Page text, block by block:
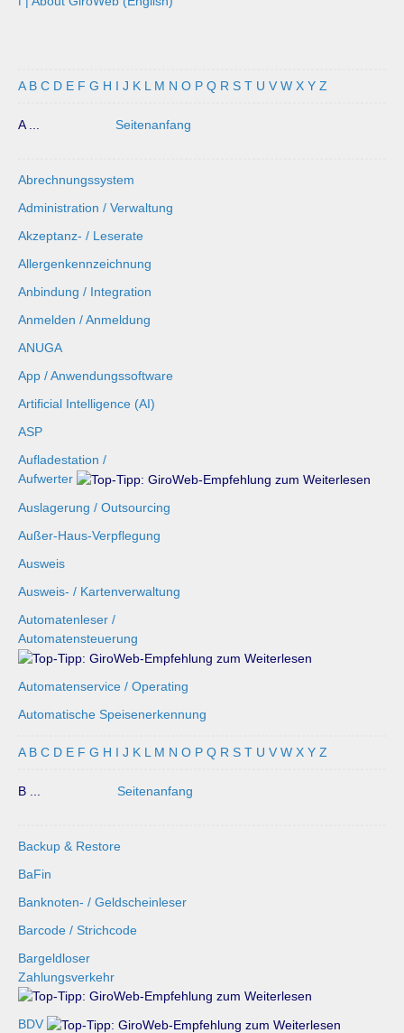
A B C D E F G H I J K L M N O P Q R S T U V W X Y Z
A ... Seitenanfang
Abrechnungssystem
Administration / Verwaltung
Akzeptanz- / Leserate
Allergenkennzeichnung
Anbindung / Integration
Anmelden / Anmeldung
ANUGA
App / Anwendungssoftware
Artificial Intelligence (AI)
ASP
Aufladestation /
Aufwerter
Auslagerung / Outsourcing
Außer-Haus-Verpflegung
Ausweis
Ausweis- / Kartenverwaltung
Automatenleser /
Automatensteuerung
Automatenservice / Operating
Automatische Speisenerkennung
A B C D E F G H I J K L M N O P Q R S T U V W X Y Z
B ... Seitenanfang
Backup & Restore
BaFin
Banknoten- / Geldscheinleser
Barcode / Strichcode
Bargeldloser
Zahlungsverkehr
BDV